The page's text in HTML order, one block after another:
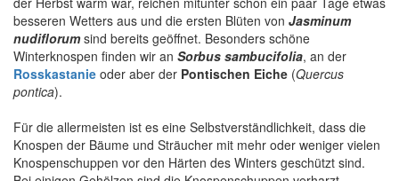
besseren Wetters aus und die ersten Blüten von Jasminum
nudiflorumsind bereits geöffnet. Besonders schöne
Winterknospen finden wir an Sorbus sambucifolia, an der
Rosskastanie oder aber der Pontischen Eiche (Quercus
pontica).
Für die allermeisten ist es eine Selbstverständlichkeit, dass die
Knospen der Bäume und Sträucher mit mehr oder weniger vielen
Knospenschuppen vor den Härten des Winters geschützt sind.